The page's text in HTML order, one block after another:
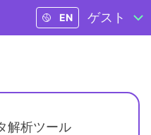
EN ゲスト
解析ツール